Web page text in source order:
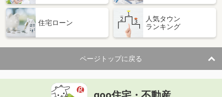
静岡県静岡市駿河区広野４丁目
2,350万円
住 所
静岡県静岡市駿河区広野４丁目
建物面積 102.68m²
土地面積 120.39m²
静岡県伊東市八幡野
住宅ローン
人気タウン
ランキング
ページトップに戻る